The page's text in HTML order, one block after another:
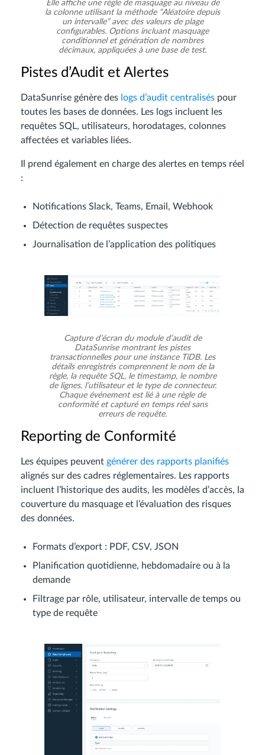
Elle affiche une règle de masquage au niveau de
la colonne utilisant la méthode “Aléatoire depuis
un intervalle” avec des valeurs de plage
configurables. Options incluant masquage
conditionnel et génération de nombres
décimaux, appliquées à une base de test.
Pistes d’Audit et Alertes
DataSunrise génère des logs d’audit centralisés pour
toutes les bases de données. Les logs incluent les
requêtes SQL, utilisateurs, horodatages, colonnes
affectées et variables liées.
Il prend également en charge des alertes en temps réel
:
Notifications Slack, Teams, Email, Webhook
Détection de requêtes suspectes
Journalisation de l’application des politiques
Capture d’écran du module d’audit de
DataSunrise montrant les pistes
transactionnelles pour une instance TiDB. Les
détails enregistrés comprennent le nom de la
règle, la requête SQL, le timestamp, le nombre
de lignes, l’utilisateur et le type de connecteur.
Chaque événement est lié à une règle de
conformité et capturé en temps réel sans
erreurs de requête.
Reporting de Conformité
Les équipes peuvent générer des rapports planifiés
alignés sur des cadres réglementaires. Les rapports
incluent l’historique des audits, les modèles d’accès, la
couverture du masquage et l’évaluation des risques
des données.
Formats d’export : PDF, CSV, JSON
Planification quotidienne, hebdomadaire ou à la
demande
Filtrage par rôle, utilisateur, intervalle de temps ou
type de requête